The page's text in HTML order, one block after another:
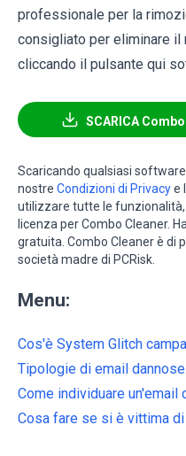
professionale per la
consigliato per eliminare il
cliccando il pulsante qui
SCARICA
Scaricando qualsiasi
nostre Condizioni di Privacye
utilizzare tutte le
licenza per Combo Cleaner.
gratuita. Combo Cleaner è di
società madre di PCRisk.
Menu:
Cos'è System Glitch
Tipologie di email dannose.
Come individuare un'email
Cosa fare se si è vittima